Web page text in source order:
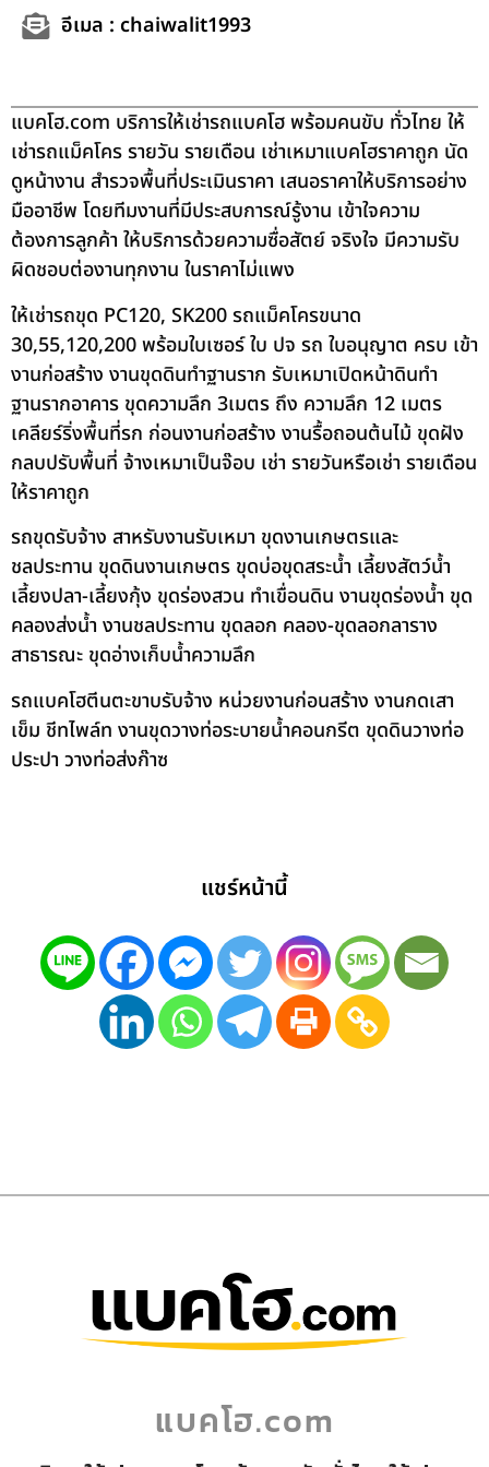
อีเมล : chaiwalit1993
แบคโฮ.com บริการให้เช่ารถแบคโฮ พร้อมคนขับ ทั่วไทย ให้
เช่ารถแม็คโคร รายวัน รายเดือน เช่าเหมาแบคโฮราคาถูก นัด
ดูหน้างาน สำรวจพื้นที่ประเมินราคา เสนอราคาให้บริการอย่าง
มืออาชีพ โดยทีมงานที่มีประสบการณ์รู้งาน เข้าใจความ
ต้องการลูกค้า ให้บริการด้วยความซื่อสัตย์ จริงใจ มีความรับ
ผิดชอบต่องานทุกงาน ในราคาไม่แพง
ให้เช่ารถขุด PC120, SK200 รถแม็คโครขนาด
30,55,120,200 พร้อมใบเซอร์ ใบ ปจ รถ ใบอนุญาต ครบ เข้า
งานก่อสร้าง งานขุดดินทำฐานราก รับเหมาเปิดหน้าดินทำ
ฐานรากอาคาร ขุดความลึก 3เมตร ถึง ความลึก 12 เมตร
เคลียร์ริ่งพื้นที่รก ก่อนงานก่อสร้าง งานรื้อถอนต้นไม้ ขุดฝัง
กลบปรับพื้นที่ จ้างเหมาเป็นจ๊อบ เช่า รายวันหรือเช่า รายเดือน
ให้ราคาถูก
รถขุดรับจ้าง สาหรับงานรับเหมา ขุดงานเกษตรและ
ชลประทาน ขุดดินงานเกษตร ขุดบ่อขุดสระน้ำ เลี้ยงสัตว์น้ำ
เลี้ยงปลา-เลี้ยงกุ้ง ขุดร่องสวน ทำเขื่อนดิน งานขุดร่องน้ำ ขุด
คลองส่งน้ำ งานชลประทาน ขุดลอก คลอง-ขุดลอกลาราง
สาธารณะ ขุดอ่างเก็บน้ำความลึก
รถแบคโฮตีนตะขาบรับจ้าง หน่วยงานก่อนสร้าง งานกดเสา
เข็ม ชีทไพล์ท งานขุดวางท่อระบายน้ำคอนกรีต ขุดดินวางท่อ
ประปา วางท่อส่งก๊าซ
แชร์หน้านี้
แบคโฮ.com